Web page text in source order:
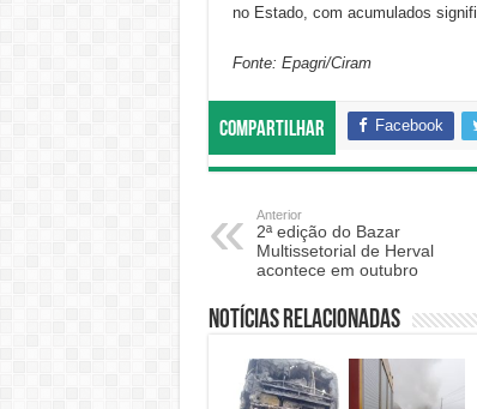
no Estado, com acumulados
Fonte: Epagri/Ciram
Compartilhar Facebook
Anterior
2ª edição do Bazar
Multissetorial de Herval
acontece em outubro
Notícias relacionadas